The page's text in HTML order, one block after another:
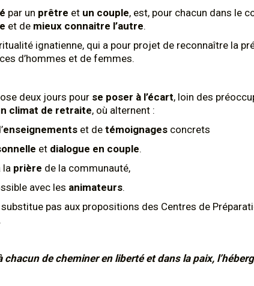
par un prêtre et un couple, est, pour chacun dans le
et de mieux connaitre l’autre.
ignatienne, qui a pour projet de reconnaître la
d’hommes et de femmes.
deux jours pour se poser à l’écart, loin des
climat de retraite, où alternent :
enseignements et de témoignages concrets
et dialogue en couple.
la prière de la communauté,
avec les animateurs.
pas aux propositions des Centres de
chacun de cheminer en liberté et dans la paix,